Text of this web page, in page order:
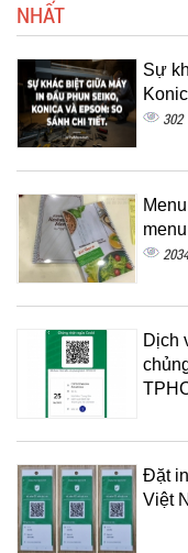
NHẤT
Sự
302
2034
Dịch
Đặt
Việt